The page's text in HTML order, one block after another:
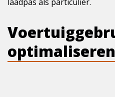
optimaliseren